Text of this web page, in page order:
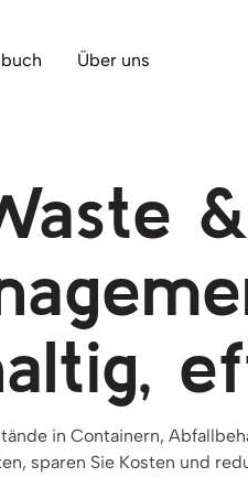
Über uns
in Containern,
sparen Sie Kosten und